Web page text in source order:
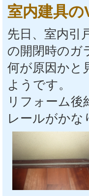
室内建具
先日、室内引
の開閉時のガ
何が原因かと
ようです。
リフォーム後
レールがかな